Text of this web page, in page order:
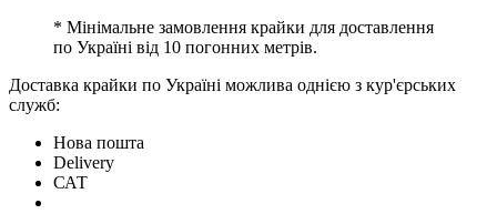
* Мінімальне замовлення крайки для доставлення
по Україні від 10 погонних метрів.
Доставка крайки по Україні можлива однією з кур'єрських
служб:
Нова пошта
Delivery
САТ